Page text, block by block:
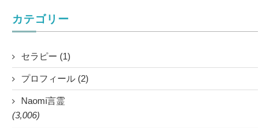
カテゴリー
セラピー (1)
プロフィール (2)
Naomi言霊
(3,006)